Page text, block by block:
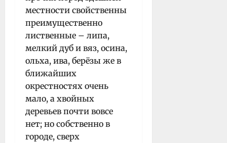
местности свойственны
преимущественно
лиственные – липа,
мелкий дуб и вяз, осина,
ольха, ива, берёзы же в
ближайших
окрестностях очень
мало, а хвойных
деревьев почти вовсе
нет; но собственно в
городе, сверх